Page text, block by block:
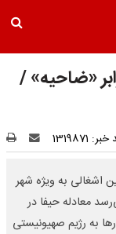
«ضاحیه» /
1319871
اشغالی به ویژه شهر
معادله حیفا در
به رژیم صهیونیستی